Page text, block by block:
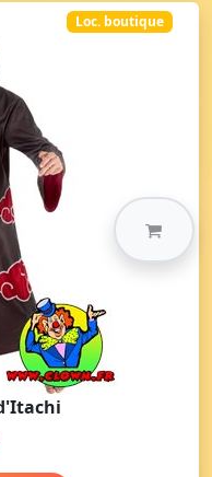
Loc. boutique